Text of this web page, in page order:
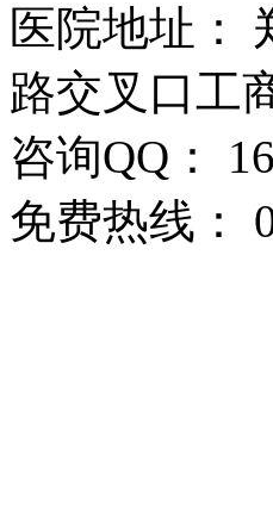
医院地址：
路交叉口工
咨询QQ：
免费热线：